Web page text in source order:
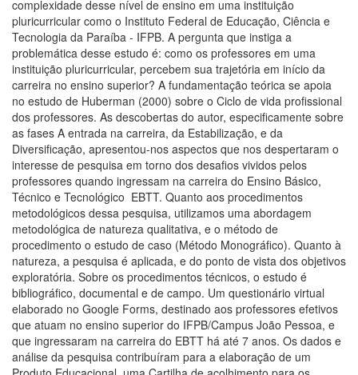
complexidade desse nível de ensino em uma instituição
pluricurricular como o Instituto Federal de Educação, Ciência e
Tecnologia da Paraíba - IFPB. A pergunta que instiga a
problemática desse estudo é: como os professores em uma
instituição pluricurricular, percebem sua trajetória em início da
carreira no ensino superior? A fundamentação teórica se apoia
no estudo de Huberman (2000) sobre o Ciclo de vida profissional
dos professores. As descobertas do autor, especificamente sobre
as fases A entrada na carreira, da Estabilização, e da
Diversificação, apresentou-nos aspectos que nos despertaram o
interesse de pesquisa em torno dos desafios vividos pelos
professores quando ingressam na carreira do Ensino Básico,
Técnico e Tecnológico  EBTT. Quanto aos procedimentos
metodológicos dessa pesquisa, utilizamos uma abordagem
metodológica de natureza qualitativa, e o método de
procedimento o estudo de caso (Método Monográfico). Quanto à
natureza, a pesquisa é aplicada, e do ponto de vista dos objetivos
exploratória. Sobre os procedimentos técnicos, o estudo é
bibliográfico, documental e de campo. Um questionário virtual
elaborado no Google Forms, destinado aos professores efetivos
que atuam no ensino superior do IFPB/Campus João Pessoa, e
que ingressaram na carreira do EBTT há até 7 anos. Os dados e
análise da pesquisa contribuíram para a elaboração de um